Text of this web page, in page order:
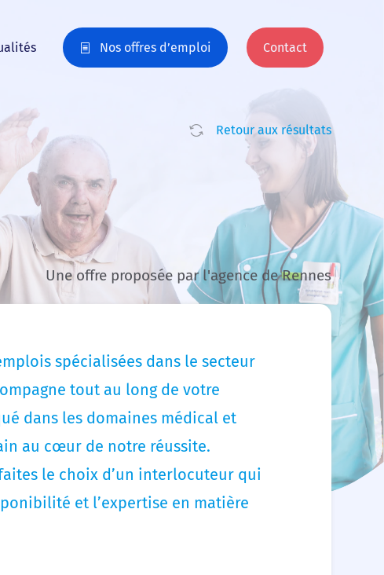
Nos offres d’emploi Contact
Retour aux résultats
Une offre proposée par l'agence de Rennes
spécialisées dans le secteur
tout au long de votre
dans les domaines médical et
au cœur de notre réussite.
le choix d’un interlocuteur qui
et l’expertise en matière